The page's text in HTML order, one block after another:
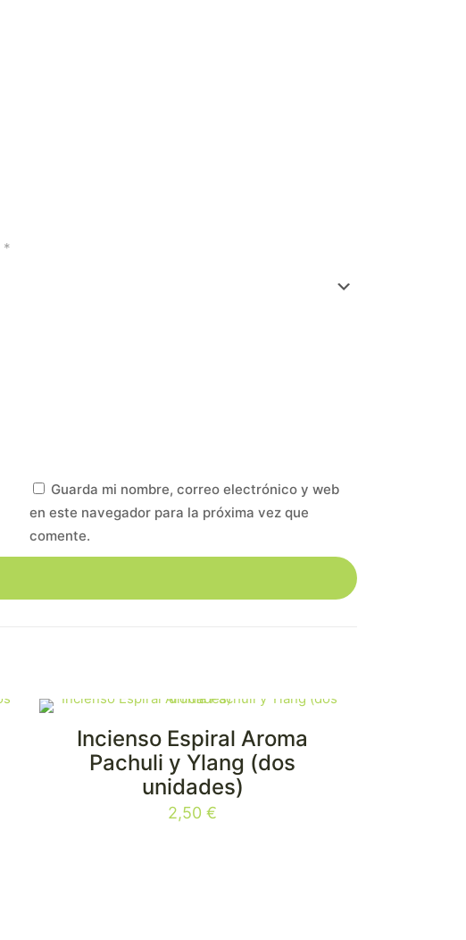
*
Guarda mi nombre, correo electrónico y web
en este navegador para la próxima vez que
comente.
¡NUEVO!
Incienso Espiral Aroma
Pachuli y Ylang (dos
unidades)
2,50€